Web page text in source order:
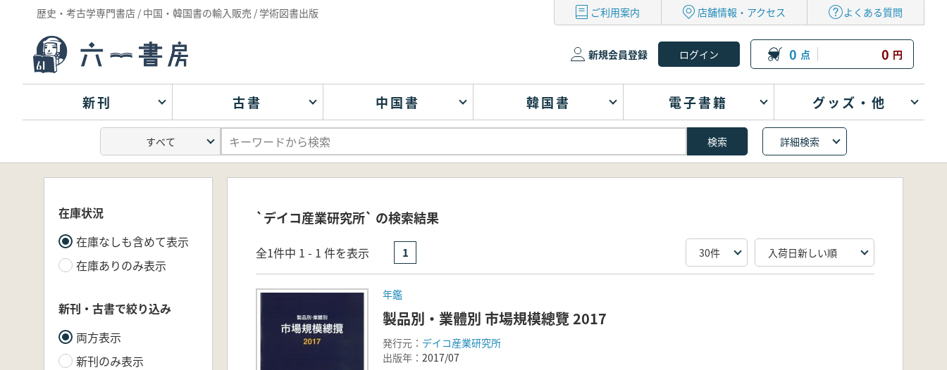
歴史・考古学専門書店 / 中国・韓国書の輸入販売 / 学術図書出版 ご利用案内 店舗情報・アクセス よくある質問
新規会員登録 0 点 0 円
新刊 古書 中国書 韓国書 電子書籍 グッズ・他
詳細検索
在庫状況
在庫なしも含めて表示
在庫ありのみ表示
新刊・古書で絞り込み
両方表示
新刊のみ表示
`デイコ産業研究所` の検索結果
全1件中 1 - 1 件を表示 1
年鑑
製品別・業體別 市場規模總覽 2017
発行元： デイコ産業研究所
出版年： 2017/07